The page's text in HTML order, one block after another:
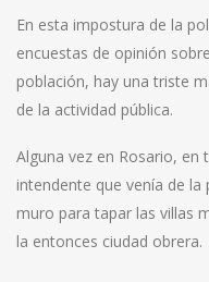
En esta impostura de la
encuestas de opinión
población, hay una triste
de la actividad pública.
Alguna vez en Rosario,
intendente que venía de
muro para tapar las villas
la entonces ciudad obrera.